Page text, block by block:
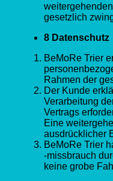
gesetzlich
8 Datenschutz
BeMoRe Trier
Rahmen der
Der Kunde
Verarbeitung
Vertrags
Eine
ausdrücklicher
BeMoRe Trier
-missbrauch
keine grobe